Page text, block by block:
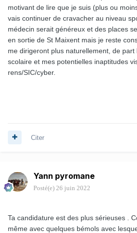
motivant de lire que je suis (plus ou
vais continuer de cravacher au niveau
médecin serait généreux et des places
en sortie de St Maixent mais je reste
me dirigeront plus naturellement, de
scolaire et mes potentielles inaptitudes
rens/SIC/cyber.
Citer
Yann pyromane
Posté(e) 26 juin 2022
Ta candidature est des plus sérieuses .
même avec quelques bémols avec